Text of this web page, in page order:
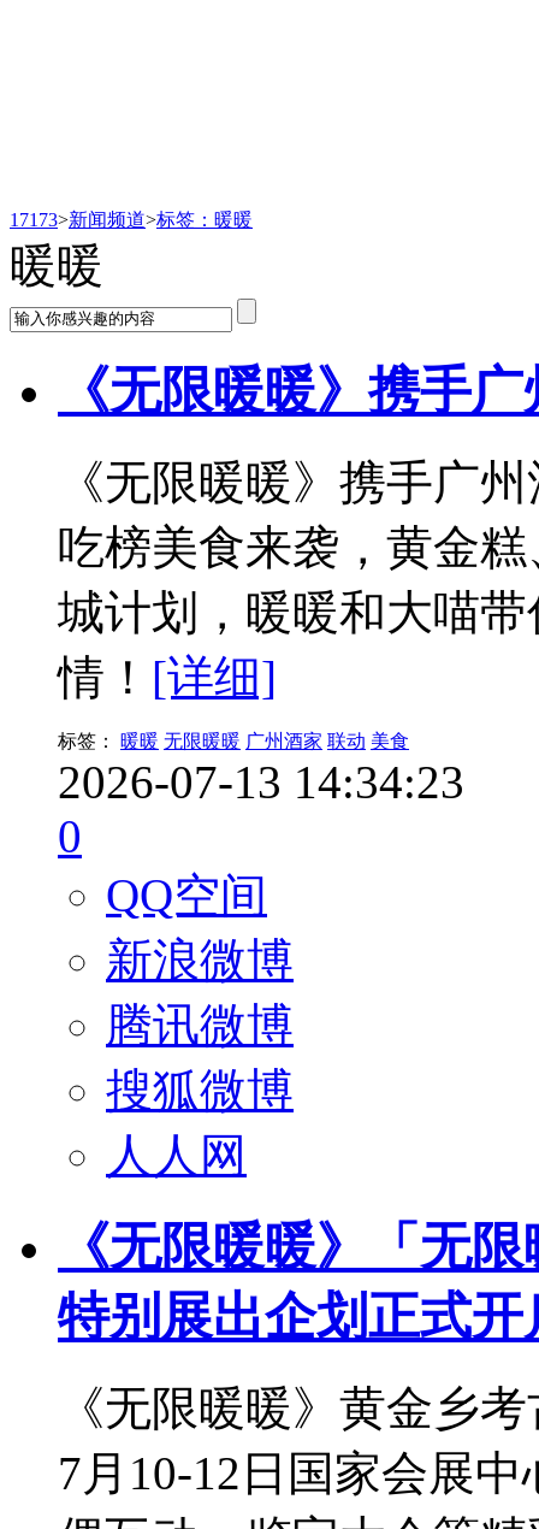
17173>新闻频道>标签：暖暖
暖暖
《无限暖暖》携手
《无限暖暖》携手广
吃榜美食来袭，黄金
城计划，暖暖和大喵
情！ [详细]
标签： 暖暖 无限暖暖 广州酒家 联动 美食
2026-07-13 14:34:23
0
QQ空间
新浪微博
腾讯微博
搜狐微博
人人网
《无限暖暖》「无
特别展出企划正式开
《无限暖暖》黄金乡
7月10-12日国家会展